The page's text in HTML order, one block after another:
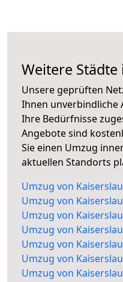
Weitere Städte
Unsere geprüften
Ihnen unverbindliche
Ihre Bedürfnisse
Angebote sind
Sie einen Umzug
aktuellen Standorts
Umzug von
Umzug von
Umzug von
Umzug von
Umzug von
Umzug von
Umzug von